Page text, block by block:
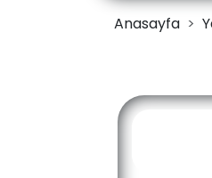
Anasayfa